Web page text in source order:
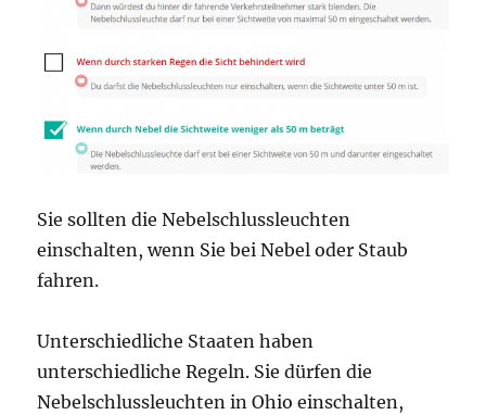
Sie sollten die Nebelschlussleuchten
einschalten, wenn Sie bei Nebel oder Staub
fahren.
Unterschiedliche Staaten haben
unterschiedliche Regeln. Sie dürfen die
Nebelschlussleuchten in Ohio einschalten,